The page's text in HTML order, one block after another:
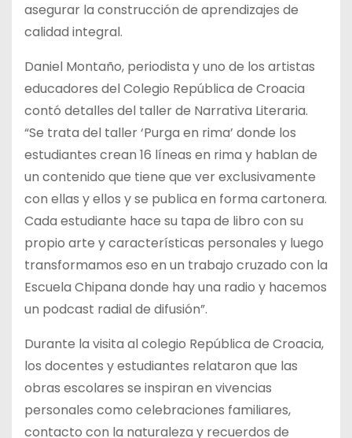
asegurar la construcción de aprendizajes de
calidad integral.
Daniel Montaño, periodista y uno de los artistas
educadores del Colegio República de Croacia
contó detalles del taller de Narrativa Literaria.
“Se trata del taller ‘Purga en rima’ donde los
estudiantes crean 16 líneas en rima y hablan de
un contenido que tiene que ver exclusivamente
con ellas y ellos y se publica en forma cartonera.
Cada estudiante hace su tapa de libro con su
propio arte y características personales y luego
transformamos eso en un trabajo cruzado con la
Escuela Chipana donde hay una radio y hacemos
un podcast radial de difusión”.
Durante la visita al colegio República de Croacia,
los docentes y estudiantes relataron que las
obras escolares se inspiran en vivencias
personales como celebraciones familiares,
contacto con la naturaleza y recuerdos de